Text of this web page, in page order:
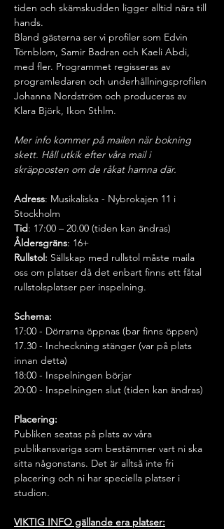
tiden och skämskudden ligger alltid nära till
hands.
Bland gästerna ser vi profiler som Edvin
Törnblom, Samir Badran och Kaeli Abdi,
med fler. Programmet regisseras av
programledaren och underhållningsprofilen
Johanna Nordström och produceras av
Klara Björk, Ikon Sthlm.
Mer info kommer på mailen när bokning
skett. Håll utkik efter våra mail i
skräpposten om de råkat hamna där.
Adress: Musikaliska - Nybrokajen 11 i
Stockholm
Tid: 17:00 – 20.00 (tiden kan ändras)
Åldersgräns: 16+
Rullstol: Sällskap med rullstol måste maila
oss om platser då det enbart finns ett fåtal
rullstolsplatser per inspelning.
Schema:
17:00 - Dörrarna öppnas (bar finns öppen)
17.30 - Incheckning stänger (var på plats
innan detta)
18:00 - Inspelningen börjar
20:00 - Inspelningen slut (tiden kan ändras)
Placering:
Publiken seatas på plats av våra
publikansvariga som bestämmer vart ni ska
sitta någonstans. Det är alltså inte fri
placering och ni har speciella platser i
studion.
VIKTIG INFO gällande era platser: